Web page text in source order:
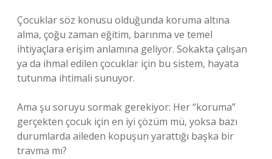
Çocuklar söz konusu olduğunda koruma altına
alma, çoğu zaman eğitim, barınma ve temel
ihtiyaçlara erişim anlamına geliyor. Sokakta çalışan
ya da ihmal edilen çocuklar için bu sistem, hayata
tutunma ihtimali sunuyor.
Ama şu soruyu sormak gerekiyor: Her “koruma”
gerçekten çocuk için en iyi çözüm mü, yoksa bazı
durumlarda aileden kopuşun yarattığı başka bir
travma mı?